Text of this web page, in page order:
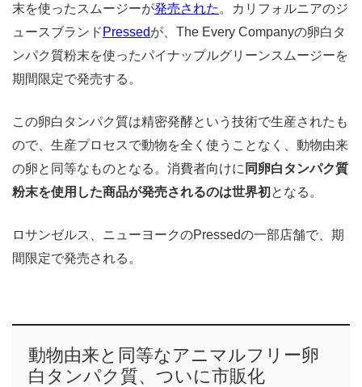
末を使ったスムージーが発売された 。カリフォルニアのジ
ュースブランド Pressedが、The Every Companyの卵白タ
ンパク質粉末を使ったパイナップルグリーンスムージーを
期間限定で発売する。
この卵白タンパク質は精密発酵という技術で生産されたも
ので、生産プロセスで動物を全く使うことなく、動物由来
の卵と同等なものとなる。消費者向けに 同卵白タンパク質
粉末を使用した商品が発売されるのは世界初 となる。
ロサンゼルス、ニューヨークのPressedの一部店舗で、期
間限定で発売される。
動物由来と同等なアニマルフリー卵
白タンパク質、ついに市販化